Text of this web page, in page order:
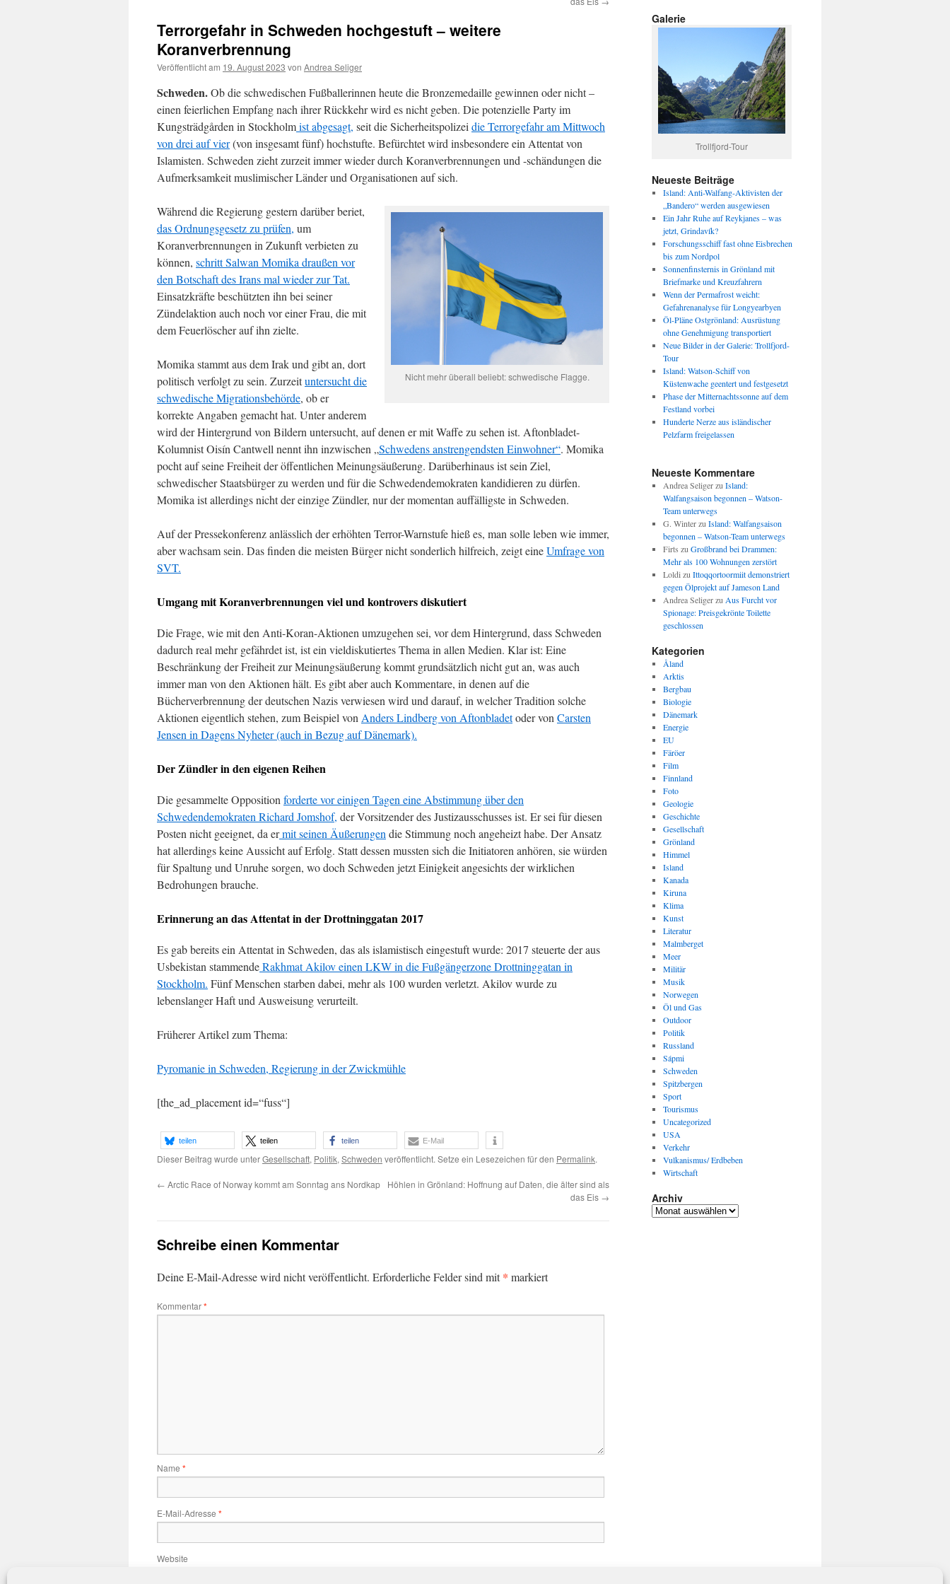
Terrorgefahr in Schweden hochgestuft – weitere
Koranverbrennung
Veröffentlicht am 19. August 2023 von Andrea Seliger
Schweden.Ob die schwedischen Fußballerinnen heute die Bronzemedaille gewinnen oder nicht –
einen feierlichen Empfang nach ihrer Rückkehr wird es nicht geben. Die potenzielle Party im
Kungsträdgården in Stockholmist abgesagt, seit die Sicherheitspolizei die Terrorgefahr am Mittwoch
von drei auf vier(von insgesamt fünf) hochstufte. Befürchtet wird insbesondere ein Attentat von
Islamisten. Schweden zieht zurzeit immer wieder durch Koranverbrennungen und -schändungen die
Aufmerksamkeit muslimischer Länder und Organisationen auf sich.
Nicht mehr überall beliebt: schwedische Flagge.
Während die Regierung gestern darüber beriet,
das Ordnungsgesetz zu prüfen, um
Koranverbrennungen in Zukunft verbieten zu
können, schritt Salwan Momika draußen vor
den Botschaft des Irans mal wieder zur Tat.
Einsatzkräfte beschützten ihn bei seiner
Zündelaktion auch noch vor einer Frau, die mit
dem Feuerlöscher auf ihn zielte.
Momika stammt aus dem Irak und gibt an, dort
politisch verfolgt zu sein. Zurzeituntersucht die
schwedische Migrationsbehörde, ob er
korrekte Angaben gemacht hat. Unter anderem
wird der Hintergrund von Bildern untersucht, auf denen er mit Waffe zu sehen ist. Aftonbladet-
Kolumnist Oisín Cantwell nennt ihn inzwischen „Schwedens anstrengendsten Einwohner“. Momika
pocht auf seine Freiheit der öffentlichen Meinungsäußerung. Darüberhinaus ist sein Ziel,
schwedischer Staatsbürger zu werden und für die Schwedendemokraten kandidieren zu dürfen.
Momika ist allerdings nicht der einzige Zündler, nur der momentan auffälligste in Schweden.
Auf der Pressekonferenz anlässlich der erhöhten Terror-Warnstufe hieß es, man solle leben wie immer,
aber wachsam sein. Das finden die meisten Bürger nicht sonderlich hilfreich, zeigt eineUmfrage von
SVT.
Umgang mit Koranverbrennungen viel und kontrovers diskutiert
Die Frage, wie mit den Anti-Koran-Aktionen umzugehen sei, vor dem Hintergrund, dass Schweden
dadurch real mehr gefährdet ist, ist ein vieldiskutiertes Thema in allen Medien. Klar ist: Eine
Beschränkung der Freiheit zur Meinungsäußerung kommt grundsätzlich nicht gut an, was auch
immer man von den Aktionen hält. Es gibt aber auch Kommentare, in denen auf die
Bücherverbrennung der deutschen Nazis verwiesen wird und darauf, in welcher Tradition solche
Aktionen eigentlich stehen, zum Beispiel von Anders Lindberg von Aftonbladetoder von Carsten
Jensen in Dagens Nyheter (auch in Bezug auf Dänemark).
Der Zündler in den eigenen Reihen
Die gesammelte Opposition forderte vor einigen Tagen eine Abstimmung über den
Schwedendemokraten Richard Jomshof, der Vorsitzender des Justizausschusses ist. Er sei für diesen
Posten nicht geeignet, da ermit seinen Äußerungen die Stimmung noch angeheizt habe. Der Ansatz
hat allerdings keine Aussicht auf Erfolg. Statt dessen mussten sich die Initiatoren anhören, sie würden
für Spaltung und Unruhe sorgen, wo doch Schweden jetzt Einigkeit angesichts der wirklichen
Bedrohungen brauche.
Erinnerung an das Attentat in der Drottninggatan 2017
Es gab bereits ein Attentat in Schweden, das als islamistisch eingestuft wurde: 2017 steuerte der aus
Usbekistan stammendeRakhmat Akilov einen LKW in die Fußgängerzone Drottninggatan in
Stockholm. Fünf Menschen starben dabei, mehr als 100 wurden verletzt. Akilov wurde zu
lebenslanger Haft und Ausweisung verurteilt.
Früherer Artikel zum Thema:
Pyromanie in Schweden, Regierung in der Zwickmühle
[the_ad_placement id=“fuss“]
teilen teilen teilen E-Mail
Dieser Beitrag wurde unterGesellschaft, Politik, Schweden veröffentlicht. Setze ein Lesezeichen für den Permalink.
← Arctic Race of Norway kommt am Sonntag ans Nordkap
Höhlen in Grönland: Hoffnung auf Daten, die älter sind als
das Eis →
Schreibe einen Kommentar
Deine E-Mail-Adresse wird nicht veröffentlicht. Erforderliche Felder sind mit* markiert
Kommentar*
Name *
E-Mail-Adresse *
Website
Galerie
Trollfjord-Tour
Neueste Beiträge
Island: Anti-Walfang-Aktivisten der
„Bandero“ werden ausgewiesen
Ein Jahr Ruhe auf Reykjanes – was
jetzt, Grindavík?
Forschungsschiff fast ohne Eisbrechen
bis zum Nordpol
Sonnenfinsternis in Grönland mit
Briefmarke und Kreuzfahrern
Wenn der Permafrost weicht:
Gefahrenanalyse für Longyearbyen
Öl-Pläne Ostgrönland: Ausrüstung
ohne Genehmigung transportiert
Neue Bilder in der Galerie: Trollfjord-
Tour
Island: Watson-Schiff von
Küstenwache geentert und festgesetzt
Phase der Mitternachtssonne auf dem
Festland vorbei
Hunderte Nerze aus isländischer
Pelzfarm freigelassen
Neueste Kommentare
Andrea Seligerzu Island:
Walfangsaison begonnen – Watson-
Team unterwegs
G. Winterzu Island: Walfangsaison
begonnen – Watson-Team unterwegs
Firts zu Großbrand bei Drammen:
Mehr als 100 Wohnungen zerstört
Loldi zu Ittoqqortoormiit demonstriert
gegen Ölprojekt auf Jameson Land
Andrea Seligerzu Aus Furcht vor
Spionage: Preisgekrönte Toilette
geschlossen
Kategorien
Åland
Arktis
Bergbau
Biologie
Dänemark
Energie
EU
Färöer
Film
Finnland
Foto
Geologie
Geschichte
Gesellschaft
Grönland
Himmel
Island
Kanada
Kiruna
Klima
Kunst
Literatur
Malmberget
Meer
Militär
Musik
Norwegen
Öl und Gas
Outdoor
Politik
Russland
Sápmi
Schweden
Spitzbergen
Sport
Tourismus
Uncategorized
USA
Verkehr
Vulkanismus/ Erdbeben
Wirtschaft
Archiv
Archiv